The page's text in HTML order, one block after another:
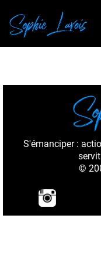
S'émanciper :
©